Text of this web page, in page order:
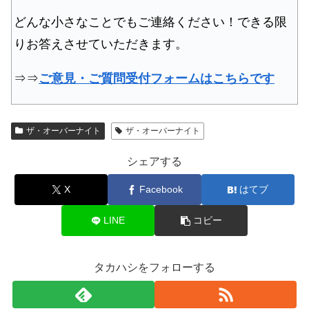
どんな小さなことでもご連絡ください！できる限
りお答えさせていただきます。
⇒⇒ご意見・ご質問受付フォームはこちらです
ザ・オーバーナイト ザ・オーバーナイト
シェアする
X Facebook はてブ
LINE コピー
タカハシをフォローする